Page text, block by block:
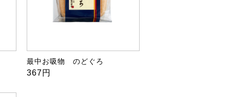
最中お吸物 のどぐろ
367円